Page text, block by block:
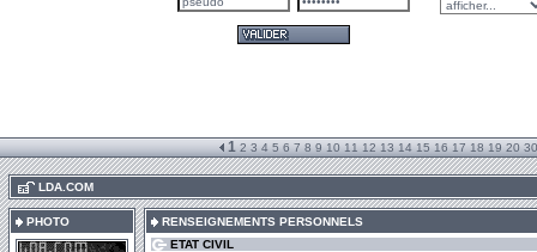
1 2 3 4 5 6 7 8 9 10 11 12 13 14 15 16 17 18 19 20 30
LDA.COM
PHOTO
RENSEIGNEMENTS PERSONNELS
ETAT CIVIL